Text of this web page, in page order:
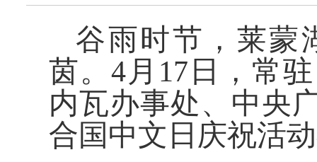
谷雨时节，莱蒙
茵。4月17日，常
内瓦办事处、中央
合国中文日庆祝活